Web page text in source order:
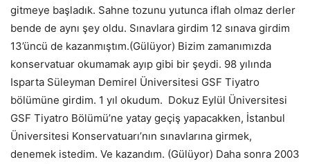
gitmeye başladık. Sahne tozunu yutunca iflah olmaz derler
bende de aynı şey oldu. Sınavlara girdim 12 sınava girdim
13’üncü de kazanmıştım.(Gülüyor) Bizim zamanımızda
konservatuar okumamak ayıp gibi bir şeydi. 98 yılında
Isparta Süleyman Demirel Üniversitesi GSF Tiyatro
bölümüne girdim. 1 yıl okudum. Dokuz Eylül Üniversitesi
GSF Tiyatro Bölümü’ne yatay geçiş yapacakken, İstanbul
Üniversitesi Konservatuarı’nın sınavlarına girmek,
denemek istedim. Ve kazandım. (Gülüyor) Daha sonra 2003